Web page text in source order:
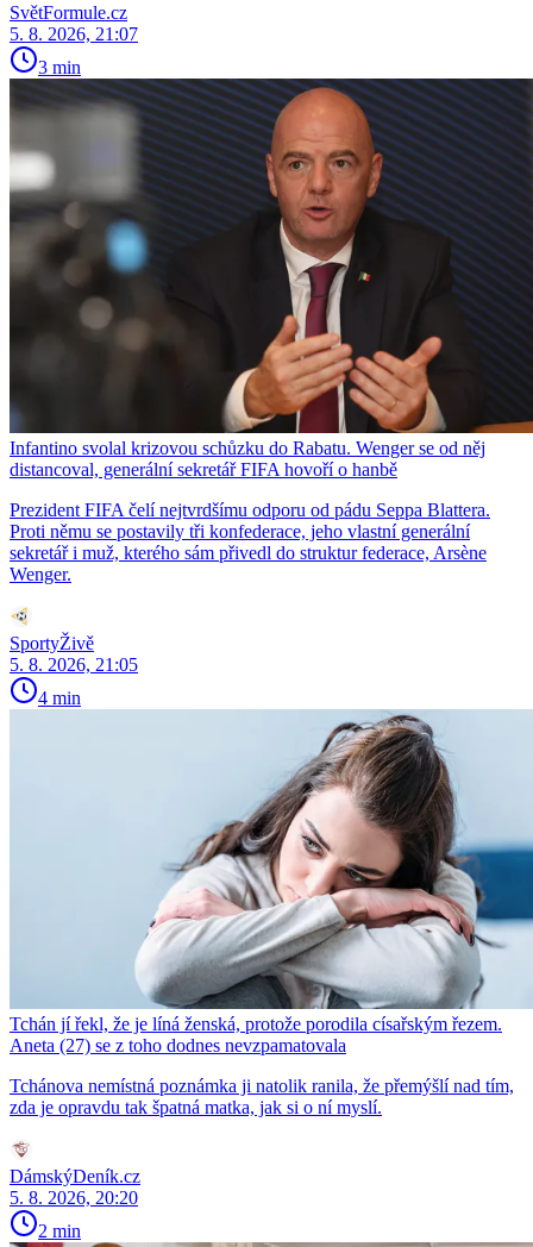
SvětFormule.cz
5. 8. 2026, 21:07
3 min
Infantino svolal krizovou schůzku do Rabatu. Wenger se od něj
distancoval, generální sekretář FIFA hovoří o hanbě
Prezident FIFA čelí nejtvrdšímu odporu od pádu Seppa Blattera.
Proti němu se postavily tři konfederace, jeho vlastní generální
sekretář i muž, kterého sám přivedl do struktur federace, Arsène
Wenger.
SportyŽivě
5. 8. 2026, 21:05
4 min
Tchán jí řekl, že je líná ženská, protože porodila císařským řezem.
Aneta (27) se z toho dodnes nevzpamatovala
Tchánova nemístná poznámka ji natolik ranila, že přemýšlí nad tím,
zda je opravdu tak špatná matka, jak si o ní myslí.
DámskýDeník.cz
5. 8. 2026, 20:20
2 min